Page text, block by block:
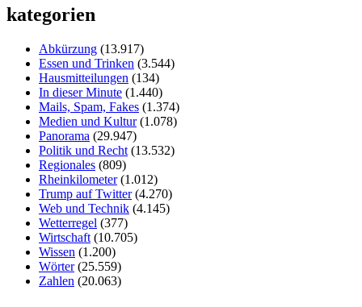
kategorien
Abkürzung (13.917)
Essen und Trinken (3.544)
Hausmitteilungen (134)
In dieser Minute (1.440)
Mails, Spam, Fakes (1.374)
Medien und Kultur(1.078)
Panorama (29.947)
Politik und Recht (13.532)
Regionales (809)
Rheinkilometer(1.012)
Trump auf Twitter(4.270)
Web und Technik (4.145)
Wetterregel (377)
Wirtschaft (10.705)
Wissen (1.200)
Wörter(25.559)
Zahlen (20.063)